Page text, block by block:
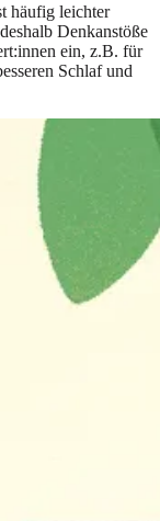
häufig leichter
Denkanstöße
ein, z.B. für
Schlaf und